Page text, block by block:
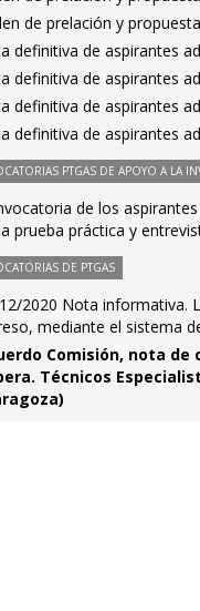
de prelación y
definitiva de aspirantes
definitiva de aspirantes
definitiva de aspirantes
definitiva de aspirantes
PTGAS DE APOYO A LA
de los
prueba práctica y
DE PTGAS
2020 Nota informativa.
mediante el sistema
Comisión, nota
Técnicos